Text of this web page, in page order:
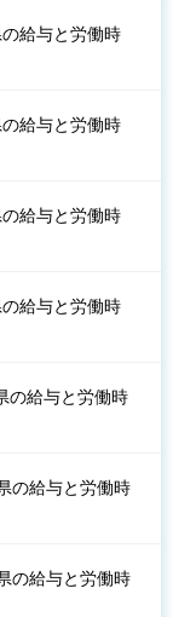
給与と労働時
給与と労働時
給与と労働時
給与と労働時
の給与と労働時
の給与と労働時
の給与と労働時